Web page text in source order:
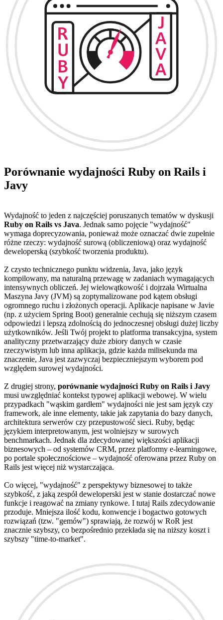
Porównanie wydajności Ruby on Rails i
Javy
Wydajność to jeden z najczęściej poruszanych tematów w dyskusji
Ruby on Rails vs Java. Jednak samo pojęcie "wydajność"
wymaga doprecyzowania, ponieważ może oznaczać dwie zupełnie
różne rzeczy: wydajność surową (obliczeniową) oraz wydajność
deweloperską (szybkość tworzenia produktu).
Z czysto technicznego punktu widzenia, Java, jako język
kompilowany, ma naturalną przewagę w zadaniach wymagających
intensywnych obliczeń. Jej wielowątkowość i dojrzała Wirtualna
Maszyna Javy (JVM) są zoptymalizowane pod kątem obsługi
ogromnego ruchu i złożonych operacji. Aplikacje napisane w Javie
(np. z użyciem Spring Boot) generalnie cechują się niższym czasem
odpowiedzi i lepszą zdolnością do jednoczesnej obsługi dużej liczby
użytkowników. Jeśli Twój projekt to platforma transakcyjna, system
analityczny przetwarzający duże zbiory danych w czasie
rzeczywistym lub inna aplikacja, gdzie każda milisekunda ma
znaczenie, Java jest zazwyczaj bezpieczniejszym wyborem pod
względem surowej wydajności.
Z drugiej strony, porównanie wydajności Ruby on Rails i Javy
musi uwzględniać kontekst typowej aplikacji webowej. W wielu
przypadkach "wąskim gardłem" wydajności nie jest sam język czy
framework, ale inne elementy, takie jak zapytania do bazy danych,
architektura serwerów czy przepustowość sieci. Ruby, będąc
językiem interpretowanym, jest wolniejszy w surowych
benchmarkach. Jednak dla zdecydowanej większości aplikacji
biznesowych – od systemów CRM, przez platformy e-learningowe,
po portale społecznościowe – wydajność oferowana przez Ruby on
Rails jest więcej niż wystarczająca.
Co więcej, "wydajność" z perspektywy biznesowej to także
szybkość, z jaką zespół deweloperski jest w stanie dostarczać nowe
funkcje i reagować na zmiany rynkowe. I tutaj Rails zdecydowanie
przoduje. Mniejsza ilość kodu, konwencje i bogactwo gotowych
rozwiązań (tzw. "gemów") sprawiają, że rozwój w RoR jest
znacznie szybszy, co bezpośrednio przekłada się na niższy koszt i
szybszy "time-to-market".